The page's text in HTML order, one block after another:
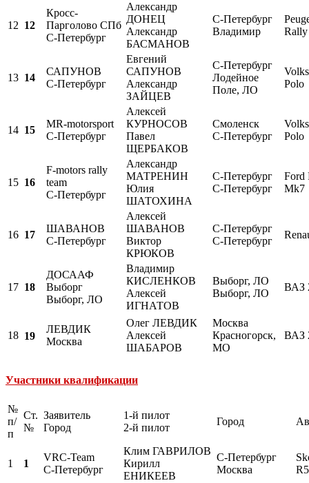
12 12
Кросс-
Парголово СПб
С-Петербург
Александр
ДОНЕЦ
Александр
БАСМАНОВ
С-Петербург
Владимир
13 14
САПУНОВ
С-Петербург
Евгений
САПУНОВ
Александр
ЗАЙЦЕВ
С-Петербург
Лодейное
Поле, ЛО
Polo
14 15
MR-motorsport
С-Петербург
Алексей
КУРНОСОВ
Павел
ЩЕРБАКОВ
Смоленск
С-Петербург
Polo
15 16
F-motors rally
team
С-Петербург
Александр
МАТРЕНИН
Юлия
ШАТОХИНА
С-Петербург
С-Петербург
Ford
Mk7
16 17
ШАВАНОВ
С-Петербург
Алексей
ШАВАНОВ
Виктор
КРЮКОВ
С-Петербург
С-Петербург
17 18
ДОСААФ
Выборг
Выборг, ЛО
Владимир
КИСЛЕНКОВ
Алексей
ИГНАТОВ
Выборг, ЛО
Выборг, ЛО
ВАЗ
18 19
ЛЕВДИК
Москва
Олег ЛЕВДИК
Алексей
ШАБАРОВ
Москва
Красногорск,
МО
ВАЗ
Участники квалификации
№
п/
п
Ст.
№
Заявитель
Город
1-й пилот
2-й пилот
Город
1 1
VRC-Team
С-Петербург
Клим ГАВРИЛОВ
Кирилл
ЕНИКЕЕВ
С-Петербург
Москва
R5